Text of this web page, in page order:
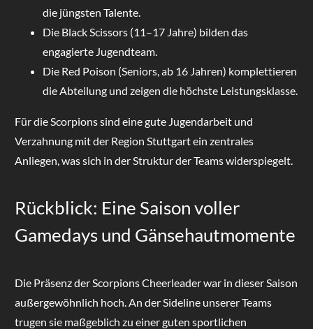
die jüngsten Talente.
Die Black Scissors (11–17 Jahre) bilden das
engagierte Jugendteam.
Die Red Poison (Seniors, ab 16 Jahren) komplettieren
die Abteilung und zeigen die höchste Leistungsklasse.
Für die Scorpions sind eine gute Jugendarbeit und
Verzahnung mit der Region Stuttgart ein zentrales
Anliegen, was sich in der Struktur der Teams widerspiegelt.
Rückblick: Eine Saison voller
Gamedays und Gänsehautmomente
Die Präsenz der Scorpions Cheerleader war in dieser Saison
außergewöhnlich hoch. An der Sideline unserer Teams
trugen sie maßgeblich zu einer guten sportlichen